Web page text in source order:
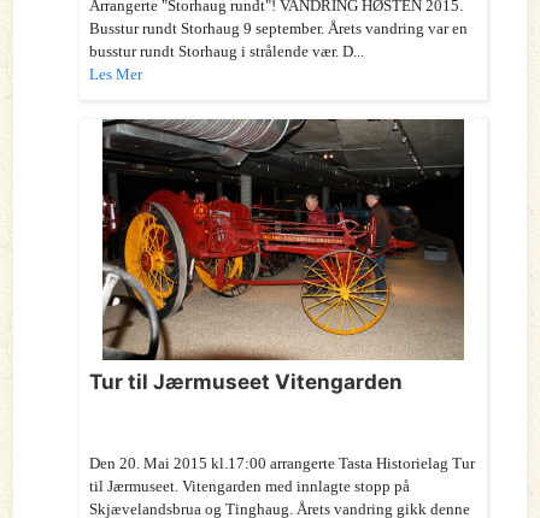
Arrangerte "Storhaug rundt"! VANDRING HØSTEN 2015.
Busstur rundt Storhaug 9 september. Årets vandring var en
busstur rundt Storhaug i strålende vær. D...
Les Mer
Tur til Jærmuseet Vitengarden
Den 20. Mai 2015 kl.17:00 arrangerte Tasta Historielag Tur
til Jærmuseet. Vitengarden med innlagte stopp på
Skjævelandsbrua og Tinghaug. Årets vandring gikk denne